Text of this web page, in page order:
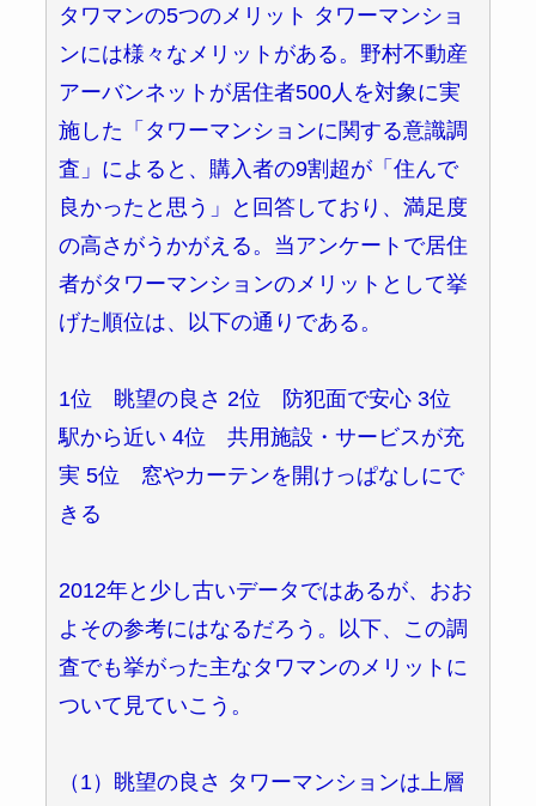
タワマンの5つのメリット タワーマンショ
ンには様々なメリットがある。野村不動産
アーバンネットが居住者500人を対象に実
施した「タワーマンションに関する意識調
査」によると、購入者の9割超が「住んで
良かったと思う」と回答しており、満足度
の高さがうかがえる。当アンケートで居住
者がタワーマンションのメリットとして挙
げた順位は、以下の通りである。
1位 眺望の良さ 2位 防犯面で安心 3位
駅から近い 4位 共用施設・サービスが充
実 5位 窓やカーテンを開けっぱなしにで
きる
2012年と少し古いデータではあるが、おお
よその参考にはなるだろう。以下、この調
査でも挙がった主なタワマンのメリットに
ついて見ていこう。
（1）眺望の良さ タワーマンションは上層